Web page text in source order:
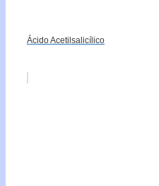
Ácido Acetilsalicílico